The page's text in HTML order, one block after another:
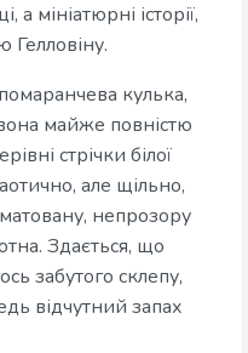
мініатюрні історії,
Гелловіну.
кулька,
майже повністю
стрічки білої
але щільно,
непрозору
Здається, що
забутого склепу,
відчутний запах